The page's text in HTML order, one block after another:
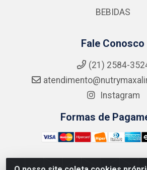
BEBIDAS
Fale Conosco
(21) 2584-
Instagram
Formas de